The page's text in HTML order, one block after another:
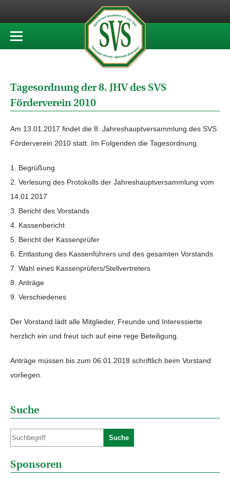
Tagesordnung der 8. JHV des SVS
Förderverein 2010
Am 13.01.2017 findet die 8. Jahreshauptversammlung des SVS
Förderverein 2010 statt. Im Folgenden die Tagesordnung.
Begrüßung
Verlesung des Protokolls der Jahreshauptversammlung vom
14.01.2017
Bericht des Vorstands
Kassenbericht
Bericht der Kassenprüfer
Entlastung des Kassenführers und des gesamten Vorstands
Wahl eines Kassenprüfers/Stellvertreters
Anträge
Verschiedenes
Der Vorstand lädt alle Mitglieder, Freunde und Interessierte
herzlich ein und freut sich auf eine rege Beteiligung.
Anträge müssen bis zum 06.01.2018 schriftlich beim Vorstand
vorliegen.
Suche
Suche
Sponsoren